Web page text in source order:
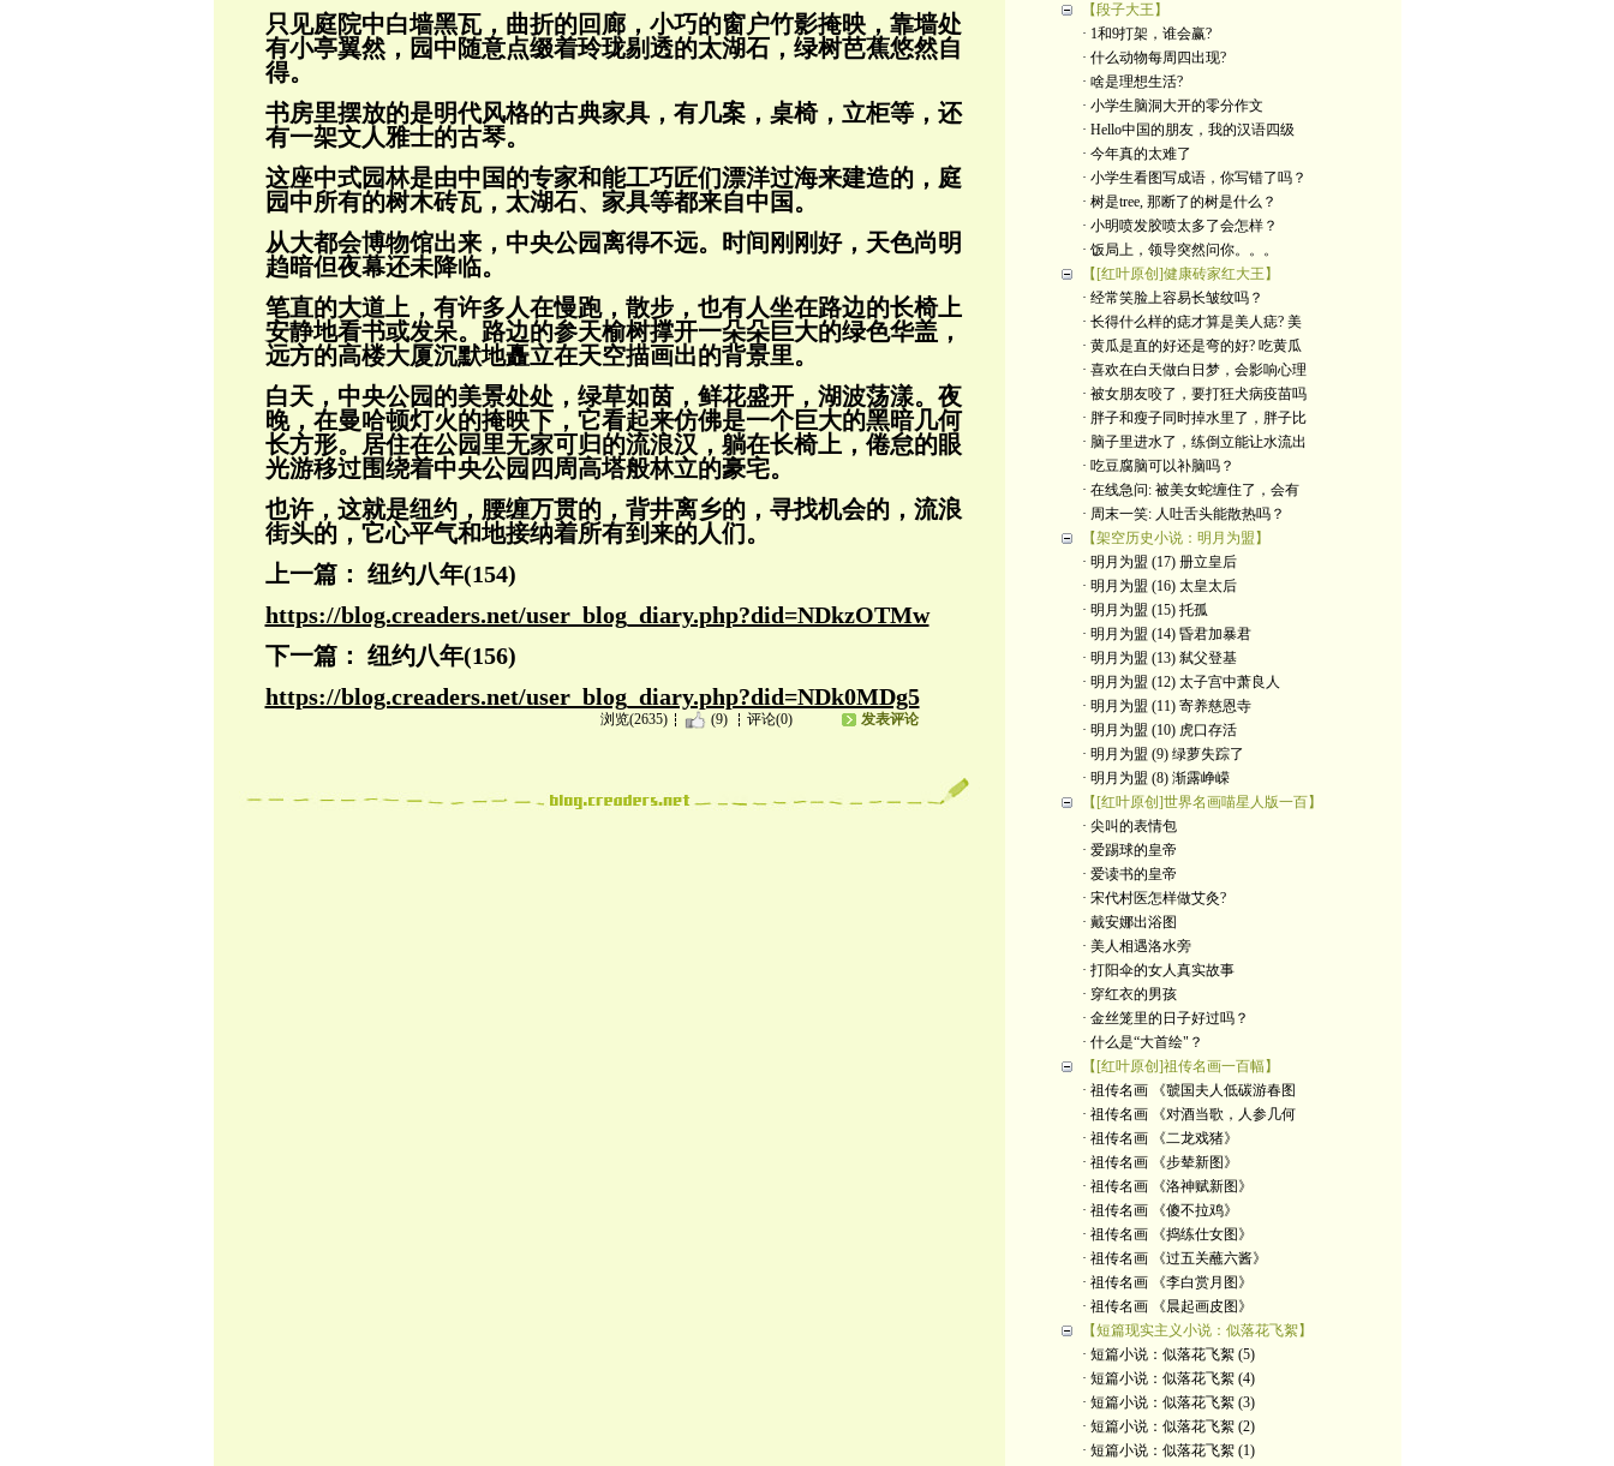
只见庭院中白墙黑瓦，曲折的回廊，小巧的窗户竹影掩映，靠墙处
有小亭翼然，园中随意点缀着玲珑剔透的太湖石，绿树芭蕉悠然自
得。
书房里摆放的是明代风格的古典家具，有几案，桌椅，立柜等，还
有一架文人雅士的古琴。
这座中式园林是由中国的专家和能工巧匠们漂洋过海来建造的，庭
园中所有的树木砖瓦，太湖石、家具等都来自中国。
从大都会博物馆出来，中央公园离得不远。时间刚刚好，天色尚明
趋暗但夜幕还未降临。
笔直的大道上，有许多人在慢跑，散步，也有人坐在路边的长椅上
安静地看书或发呆。路边的参天榆树撑开一朵朵巨大的绿色华盖，
远方的高楼大厦沉默地矗立在天空描画出的背景里。
白天，中央公园的美景处处，绿草如茵，鲜花盛开，湖波荡漾。夜
晚，在曼哈顿灯火的掩映下，它看起来仿佛是一个巨大的黑暗几何
长方形。居住在公园里无家可归的流浪汉，躺在长椅上，倦怠的眼
光游移过围绕着中央公园四周高塔般林立的豪宅。
也许，这就是纽约，腰缠万贯的，背井离乡的，寻找机会的，流浪
街头的，它心平气和地接纳着所有到来的人们。
上一篇： 纽约八年(154)
https://blog.creaders.net/user_blog_diary.php?did=NDkzOTMw
下一篇： 纽约八年(156)
https://blog.creaders.net/user_blog_diary.php?did=NDk0MDg5
浏览(2635) (9) 评论(0) 发表评论
【段子大王】
· 1和9打架，谁会赢?
· 什么动物每周四出现?
· 啥是理想生活?
· 小学生脑洞大开的零分作文
· Hello中国的朋友，我的汉语四级
· 今年真的太难了
· 小学生看图写成语，你写错了吗？
· 树是tree, 那断了的树是什么？
· 小明喷发胶喷太多了会怎样？
· 饭局上，领导突然问你。。。
【[红叶原创]健康砖家红大王】
· 经常笑脸上容易长皱纹吗？
· 长得什么样的痣才算是美人痣? 美
· 黄瓜是直的好还是弯的好? 吃黄瓜
· 喜欢在白天做白日梦，会影响心理
· 被女朋友咬了，要打狂犬病疫苗吗
· 胖子和瘦子同时掉水里了，胖子比
· 脑子里进水了，练倒立能让水流出
· 吃豆腐脑可以补脑吗？
· 在线急问: 被美女蛇缠住了，会有
· 周末一笑: 人吐舌头能散热吗？
【架空历史小说：明月为盟】
· 明月为盟 (17) 册立皇后
· 明月为盟 (16) 太皇太后
· 明月为盟 (15) 托孤
· 明月为盟 (14) 昏君加暴君
· 明月为盟 (13) 弑父登基
· 明月为盟 (12) 太子宫中萧良人
· 明月为盟 (11) 寄养慈恩寺
· 明月为盟 (10) 虎口存活
· 明月为盟 (9) 绿萝失踪了
· 明月为盟 (8) 渐露峥嵘
【[红叶原创]世界名画喵星人版一百】
· 尖叫的表情包
· 爱踢球的皇帝
· 爱读书的皇帝
· ​宋代村医怎样做艾灸?
· 戴安娜出浴图
· 美人相遇洛水旁
· 打阳伞的女人真实故事
· 穿红衣的男孩
· 金丝笼里的日子好过吗？
· 什么是“大首绘"？
【[红叶原创]祖传名画一百幅】
· 祖传名画 《虢国夫人低碳游春图
· 祖传名画 《对酒当歌，人参几何
· 祖传名画 《二龙戏猪》
· 祖传名画 《步辇新图》
· 祖传名画 《洛神赋新图》
· 祖传名画 《傻不拉鸡》
· 祖传名画 《捣练仕女图》
· 祖传名画 《过五关蘸六酱》
· 祖传名画 《李白赏月图》
· 祖传名画 《晨起画皮图》
【短篇现实主义小说：似落花飞絮】
· 短篇小说：似落花飞絮 (5)
· 短篇小说：似落花飞絮 (4)
· 短篇小说：似落花飞絮 (3)
· 短篇小说：似落花飞絮 (2)
· 短篇小说：似落花飞絮 (1)